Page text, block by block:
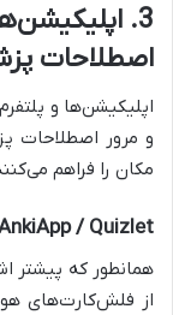
3.
اصطلاحات
اپلیکیشن‌ها و
و مرور اصطلاحات
مکان را فراهم
/ Quizlet:
همانطور که پیشتر
از فلش‌کارت‌های